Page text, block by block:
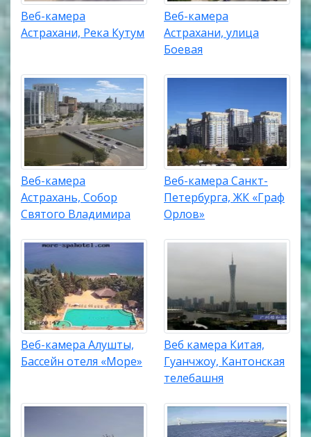
Веб-камера
Астрахани, Река Кутум
Веб-камера
Астрахани, улица
Боевая
Веб-камера
Астрахань, Собор
Святого Владимира
Веб-камера Санкт-
Петербурга, ЖК «Граф
Орлов»
Веб-камера Алушты,
Бассейн отеля «Море»
Веб камера Китая,
Гуанчжоу, Кантонская
телебашня